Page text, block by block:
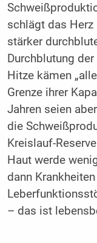
schlägt das Herz
stärker
Durchblutung
Hitze kämen
Grenze ihrer
Jahren seien
die
Kreislauf-
Haut werde
dann
– das ist